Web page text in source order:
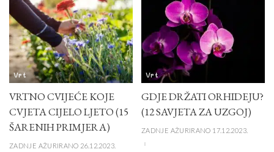
Vrt
VRTNO CVIJEĆE KOJE
CVJETA CIJELO LJETO (15
ŠARENIH PRIMJERA)
ZADNJE AŽURIRANO 26.12.2023.
Vrt
GDJE DRŽATI ORHIDEJU?
(12 SAVJETA ZA UZGOJ)
ZADNJE AŽURIRANO 17.12.2023.